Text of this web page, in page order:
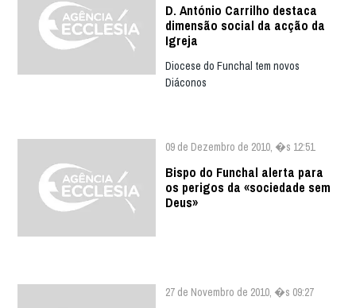
D. António Carrilho destaca
dimensão social da acção da
Igreja
Diocese do Funchal tem novos
Diáconos
09 de Dezembro de 2010, �s 12:51
Bispo do Funchal alerta para
os perigos da «sociedade sem
Deus»
27 de Novembro de 2010, �s 09:27